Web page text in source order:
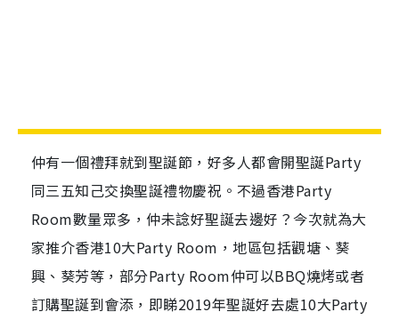
仲有一個禮拜就到聖誕節，好多人都會開聖誕Party
同三五知己交換聖誕禮物慶祝。不過香港Party
Room數量眾多，仲未諗好聖誕去邊好？今次就為大
家推介香港10大Party Room，地區包括觀塘、葵
興、葵芳等，部分Party Room仲可以BBQ燒烤或者
訂購聖誕到會添，即睇2019年聖誕好去處10大Party